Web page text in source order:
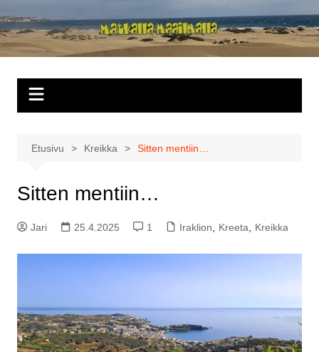
sisältöön
Matkalla
maailmalla
Etusivu Kreikka Sitten mentiin…
Sitten mentiin…
Jari 25.4.2025 1 Iraklion Kreeta Kreikka